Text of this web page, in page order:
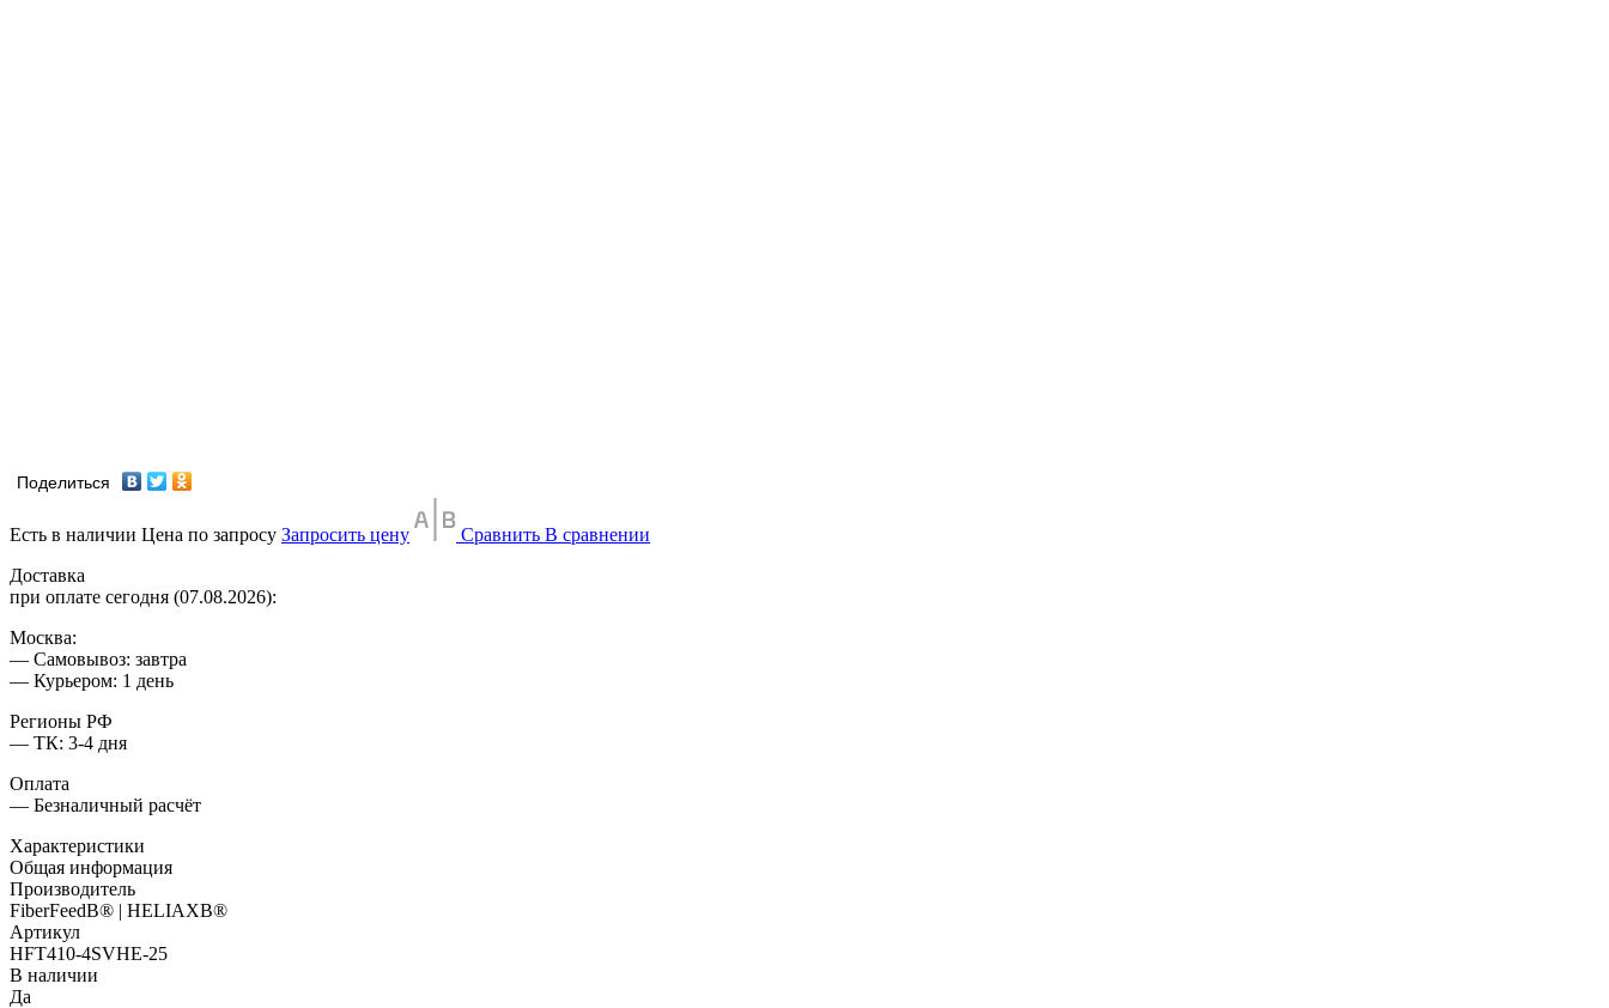
Поделиться
Есть в наличии Цена по запросу Запросить цену Сравнить В сравнении
Доставка
при оплате сегодня (07.08.2026):
Москва:
— Самовывоз: завтра
— Курьером: 1 день
Регионы РФ
— ТК: 3-4 дня
Оплата
— Безналичный расчёт
Характеристики
Общая информация
Производитель
FiberFeedВ® | HELIAXВ®
Артикул
HFT410-4SVHE-25
В наличии
Да